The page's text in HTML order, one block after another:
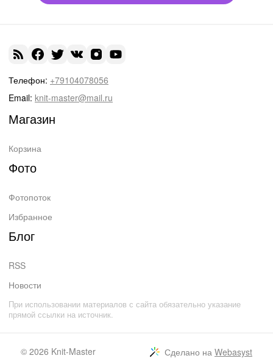
Телефон: +79104078056
Email: knit-master@mail.ru
Магазин
Корзина
Фото
Фотопоток
Избранное
Блог
RSS
Новости
При использовании материалов с сайта обязательно указание
прямой ссылки на источник.
© 2026 Knit-Master Сделано на Webasyst